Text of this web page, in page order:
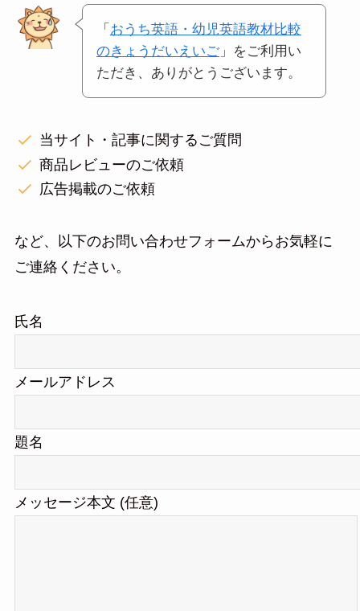
「 おうち英語・幼児英語教材比較
のきょうだいえいご」をご利用い
ただき、ありがとうございます。
当サイト・記事に関するご質問
商品レビューのご依頼
広告掲載のご依頼
など、以下のお問い合わせフォームからお気軽に
ご連絡ください。
氏名
メールアドレス
題名
メッセージ本文 (任意)